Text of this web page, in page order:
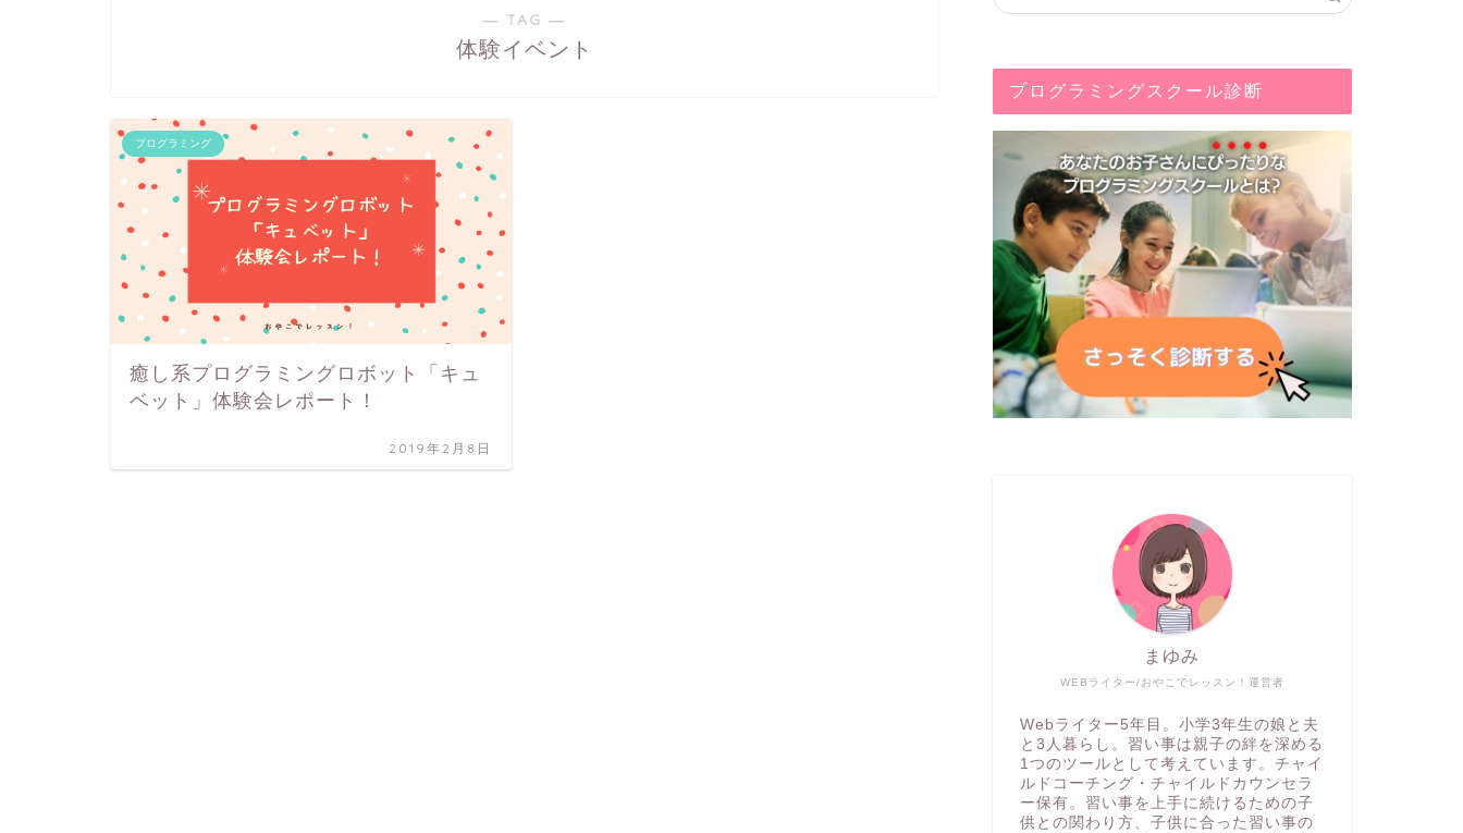
― TAG ―
体験イベント
プログラミング
癒し系プログラミングロボット「キュ
ベット」体験会レポート！
2019年2月8日
プログラミングスクール診断
WEBライター/おやこでレッスン！運営者
まゆみ
Webライター5年目。小学3年生の娘と夫
と3人暮らし。習い事は親子の絆を深める
1つのツールとして考えています。チャイ
ルドコーチング・チャイルドカウンセラ
ー保有。習い事を上手に続けるための子
供との関わり方、子供に合った習い事の